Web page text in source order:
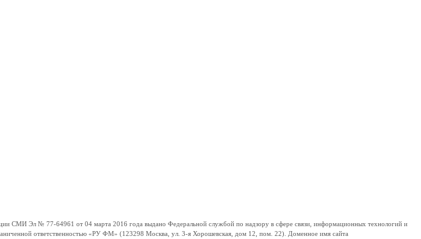
СМИ Эл № 77-64961 от 04 марта 2016 года выдано Федеральной службой по надзору в сфере связи, информационных технологий и
ответственностью «РУ ФМ» (123298 Москва, ул. 3-я Хорошевская, дом 12, пом. 22). Доменное имя сайта